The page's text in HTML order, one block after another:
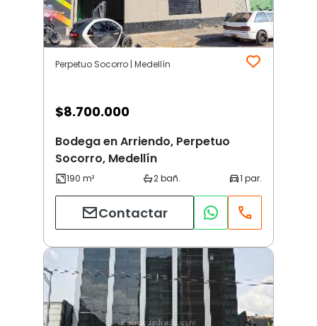
Perpetuo Socorro | Medellín
$8.700.000
Bodega en Arriendo, Perpetuo
Socorro, Medellín
Contactar